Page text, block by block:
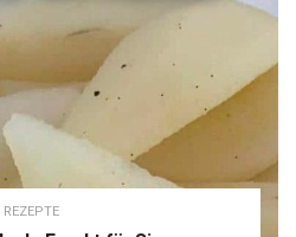
REZEPTE